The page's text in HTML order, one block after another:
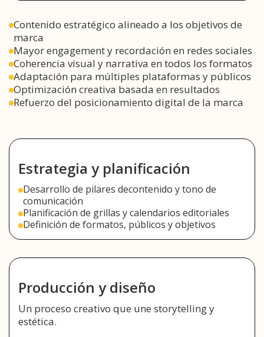
Contenido estratégico alineado a los objetivos de
marca
Mayor engagement y recordación en redes sociales
Coherencia visual y narrativa en todos los formatos
Adaptación para múltiples plataformas y públicos
Optimización creativa basada en resultados
Refuerzo del posicionamiento digital de la marca
Estrategia y planificación
Desarrollo de pilares decontenido y tono de
comunicación
Planificación de grillas y calendarios editoriales
Definición de formatos, públicos y objetivos
Producción y diseño
Un proceso creativo que une storytelling y
estética.